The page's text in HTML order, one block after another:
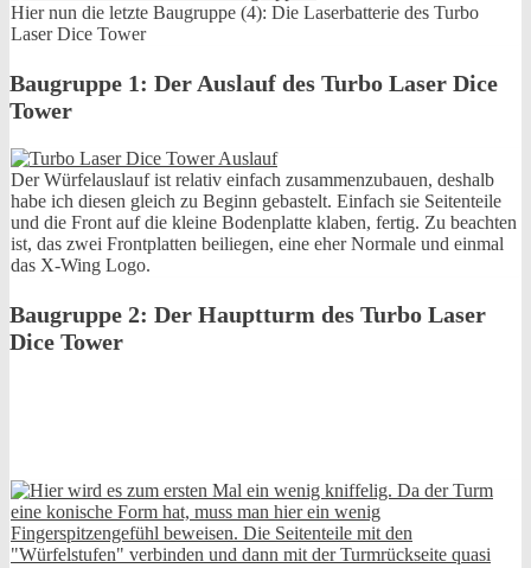
Hier nun die letzte Baugruppe (4): Die Laserbatterie des Turbo
Laser Dice Tower
Baugruppe 1: Der Auslauf des Turbo Laser Dice
Tower
Der Würfelauslauf ist relativ einfach zusammenzubauen, deshalb
habe ich diesen gleich zu Beginn gebastelt. Einfach sie Seitenteile
und die Front auf die kleine Bodenplatte klaben, fertig. Zu beachten
ist, das zwei Frontplatten beiliegen, eine eher Normale und einmal
das X-Wing Logo.
Baugruppe 2: Der Hauptturm des Turbo Laser
Dice Tower